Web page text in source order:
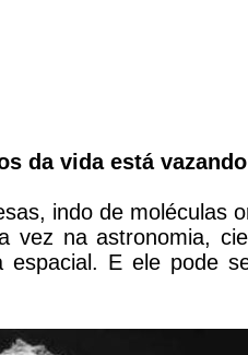
da vida está
indo de moléculas
vez na astronomia,
E ele pode